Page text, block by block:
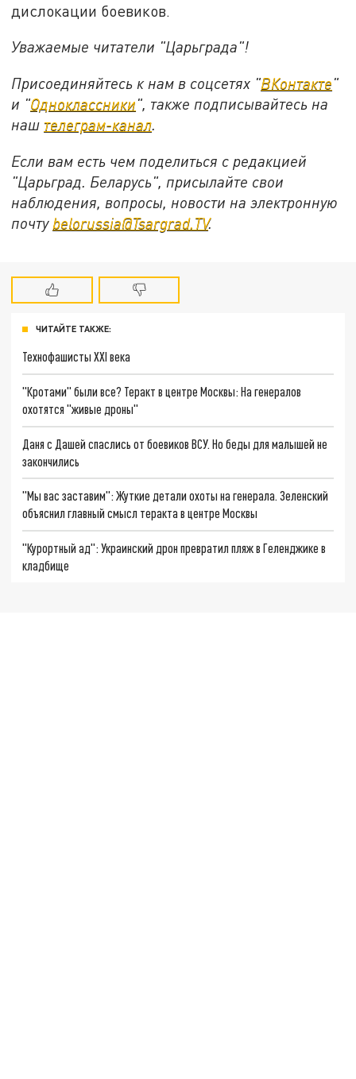
дислокации боевиков.
Уважаемые читатели "Царьграда"!
Присоединяйтесь к нам в соцсетях "ВКонтакте"
и "Одноклассники", также подписывайтесь на
наш телеграм-канал.
Если вам есть чем поделиться с редакцией
"Царьград. Беларусь", присылайте свои
наблюдения, вопросы, новости на электронную
почту belorussia@Tsargrad.TV.
ЧИТАЙТЕ ТАКЖЕ:
Технофашисты XXI века
"Кротами" были все? Теракт в центре Москвы: На генералов
охотятся "живые дроны"
Даня с Дашей спаслись от боевиков ВСУ. Но беды для малышей не
закончились
"Мы вас заставим": Жуткие детали охоты на генерала. Зеленский
объяснил главный смысл теракта в центре Москвы
"Курортный ад": Украинский дрон превратил пляж в Геленджике в
кладбище